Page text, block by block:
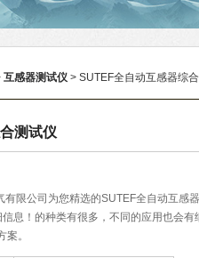
互感器测试仪 > SUTEF全自动互感器综
测试仪
限公司为您精选的SUTEF全自动互感
息！的种类有很多，不同的应用也会有
。